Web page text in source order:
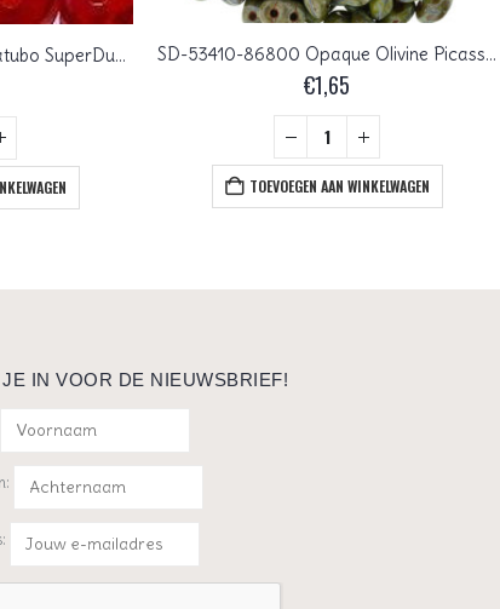
SD-90080 Siam Ruby Matubo SuperDuo 10 gram SD-53410-86800 Opaque Olivine Picasso Matubo SuperDuo 10 gram
€1,65
TOEVOEGEN AAN WINKELWAGEN
IN VOOR DE NIEUWSBRIEF!